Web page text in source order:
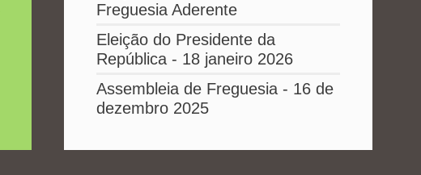
Freguesia Aderente
Eleição do Presidente da
República - 18 janeiro 2026
Assembleia de Freguesia - 16 de
dezembro 2025